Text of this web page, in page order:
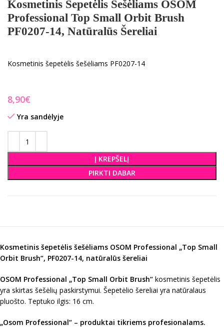
Kosmetinis Šepetėlis Šešėliams OSOM
Professional Top Small Orbit Brush
PF0207-14, Natūralūs Šereliai
Kosmetinis šepetėlis šešėliams PF0207-14
€
Yra sandėlyje
Į KREPŠELĮ
PIRKTI DABAR
Kosmetinis šepetėlis šešėliams OSOM Professional „Top Small
Orbit Brush“, PF0207-14, natūralūs šereliai
OSOM Professional „Top Small Orbit Brush“ kosmetinis šepetėlis
yra skirtas šešėlių paskirstymui. Šepetėlio šereliai yra natūralaus
pluošto. Teptuko ilgis: 16 cm.
„Osom Professional“ – produktai tikriems profesionalams.